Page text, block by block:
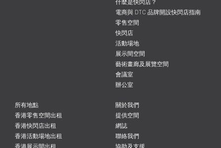
什麼是快閃店？
電商與 DTC 品牌開設快閃店指南
零售空間
快閃店
活動場地
展示間空間
藝術畫廊及展覽空間
會議室
辦公室
所有地點
香港零售空間出租
香港快閃店出租
香港活動場地出租
香港展示間出租
關於我們
提供空間
網誌
聯絡我們
協助及支援